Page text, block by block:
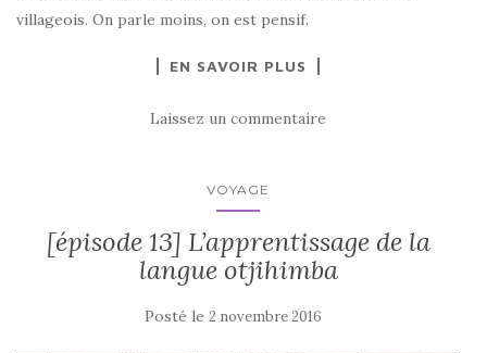
villageois. On parle moins, on est pensif.
EN SAVOIR PLUS
Laissez un commentaire
VOYAGE
[épisode 13] L’apprentissage de la
langue otjihimba
Posté le 2 novembre 2016